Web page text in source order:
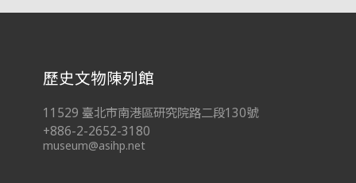
:::
歷史文物陳列館
11529 臺北市南港區研究院路二段130號
+886-2-2652-3180
museum@asihp.net